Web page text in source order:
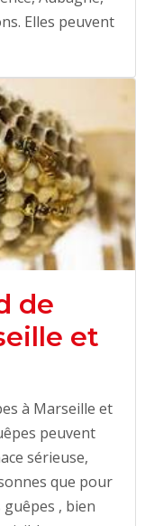
Elles peuvent
de
et
à Marseille et
peuvent
sérieuse,
que pour
, bien